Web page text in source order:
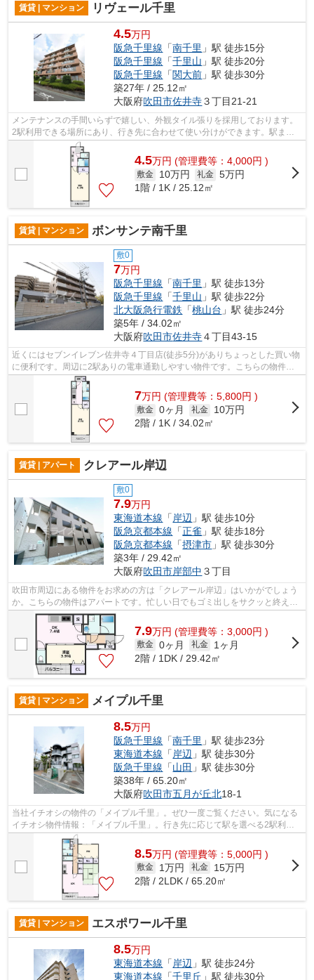
賃貸 | マンション リヴェール千里
4.5万円
阪急千里線 「南千里 」駅 徒歩15分
阪急千里線 「千里山 」駅 徒歩20分
阪急千里線 「関大前 」駅 徒歩30分
築27年 / 25.12㎡
大阪府吹田市佐井寺３丁目21-21
メンテナンスの手間いらずで嬉しい、外観タイル張りを採用しております。
2駅利用できる場所にあり、行き先に合わせて使い分けができます。駅まで
徒歩15分と、立地が魅力的な物件です。...
4.5万円 (管理費等：4,000円 )
敷金 10万円 礼金 5万円
1階 / 1K / 25.12㎡
賃貸 | マンション ボンサンテ南千里
敷0
7万円
阪急千里線 「南千里 」駅 徒歩13分
阪急千里線 「千里山 」駅 徒歩22分
北大阪急行電鉄 「桃山台 」駅 徒歩24分
築5年 / 34.02㎡
大阪府吹田市佐井寺４丁目43-15
近くにはセブンイレブン佐井寺４丁目店(徒歩5分)がありちょっとした買い物
に便利です。周辺に2駅ありの電車通勤しやすい物件です。こちらの物件は
築5年ですが、充実の設備が整っていま...
7万円 (管理費等：5,800円 )
敷金 0ヶ月 礼金
10万円
2階 / 1K / 34.02㎡
賃貸 | アパート クレアール岸辺
敷0
7.9万円
東海道本線 「岸辺 」駅 徒歩10分
阪急京都本線 「正雀 」駅 徒歩18分
阪急京都本線 「摂津市 」駅 徒歩30分
築3年 / 29.42㎡
大阪府吹田市岸部中 ３丁目
吹田市周辺にある物件をお求めの方は「クレアール岸辺」はいかがでしょう
か。こちらの物件はアパートです。忙しい日でもゴミ出しをサクッと終えら
れるように、敷地内にゴミ置き場をつ...
7.9万円 (管理費等：3,000円 )
敷金 0ヶ月 礼金
1ヶ月
2階 / 1DK / 29.42㎡
賃貸 | マンション メイプル千里
8.5万円
阪急千里線 「南千里 」駅 徒歩23分
東海道本線 「 岸辺 」駅 徒歩30分
阪急千里線 「山田 」駅 徒歩30分
築38年 / 65.20㎡
大阪府吹田市五月が丘北18-1
当社イチオシの物件の「メイプル千里」。ぜひ一度ご覧ください。気になる
イチオシ物件情報：「メイプル千里」。行き先に応じて駅を選べる2駅利用
可能なマンションです。遮音性が高く静...
8.5万円 (管理費等：5,000円 )
敷金 1万円 礼金
15万円
2階 / 2LDK / 65.20㎡
賃貸 | マンション エスポワール千里
8.5万円
東海道本線 「 岸辺 」駅 徒歩24分
東海道本線 「千里丘 」駅 徒歩30分